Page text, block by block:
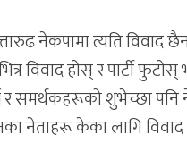
नेकपामा त्यति विवाद
विवाद होस् र पार्टी फुटोस्
र समर्थकहरूको शुभेच्छा पनि
नेताहरू केका लागि